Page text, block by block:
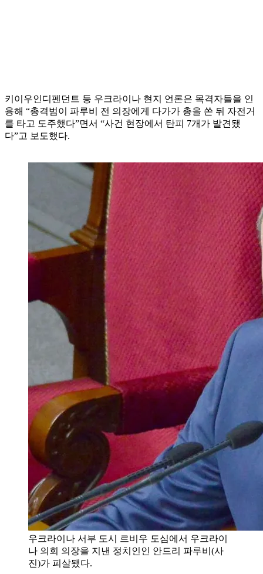
키이우인디펜던트 등 우크라이나 현지 언론은 목격자들을 인
용해 “총격범이 파루비 전 의장에게 다가가 총을 쏜 뒤 자전거
를 타고 도주했다”면서 “사건 현장에서 탄피 7개가 발견됐
다”고 보도했다.
우크라이나 서부 도시 르비우 도심에서 우크라이
나 의회 의장을 지낸 정치인인 안드리 파루비(사
진)가 피살됐다.